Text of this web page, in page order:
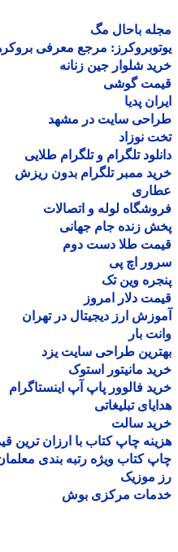
باحال مگ
مرجع معرفی بروکرها
شلوار جین زنانه
گوشی
پدیا
سایت در مشهد
نوزاد
تلگرام و تلگرام طلایی
ممبر تلگرام بدون ریزش
لوله و اتصالات
زنده جام جهانی
طلا دست دوم
اچ پی
وین تک
دلار امروز
ارز دیجیتال در تهران
بار
طراحی سایت یزد
مانیتور استوک
فالوور پاپ آپ اینستاگرام
تبلیغاتی
سالت
چاپ کتاب با ارزان ترین قیمت
کتاب ویژه رتبه بندی معلمان
موزیک
مرکزی بوش